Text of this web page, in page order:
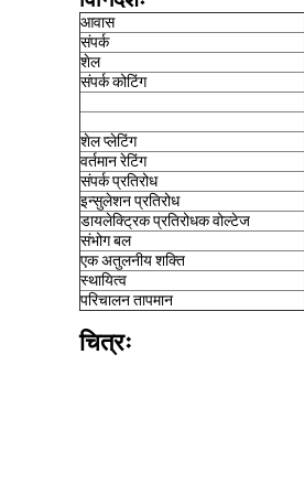
आवास
संपर्क
शेल
संपर्क कोटिंग
शेल प्लेटिंग
वर्तमान रेटिंग
संपर्क प्रतिरोध
इन्सुलेशन प्रतिरोध
डायलेक्ट्रिक प्रतिरोधक वोल्टेज
संभोग बल
एक अतुलनीय शक्ति
स्थायित्व
परिचालन तापमान
चित्रः